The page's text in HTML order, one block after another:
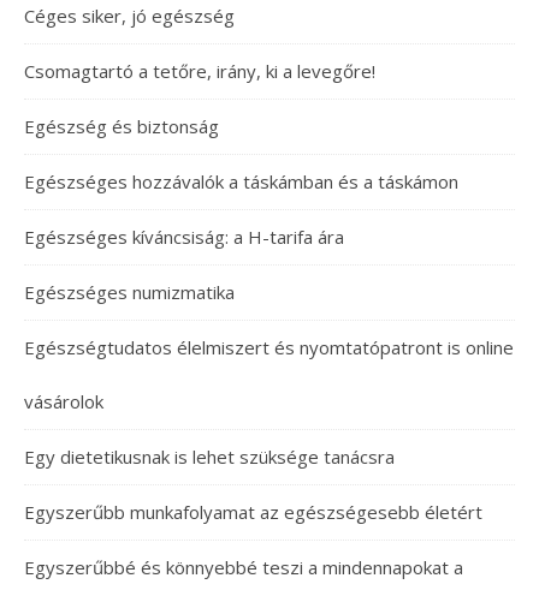
Céges siker, jó egészség
Csomagtartó a tetőre, irány, ki a levegőre!
Egészség és biztonság
Egészséges hozzávalók a táskámban és a táskámon
Egészséges kíváncsiság: a H-tarifa ára
Egészséges numizmatika
Egészségtudatos élelmiszert és nyomtatópatront is online
vásárolok
Egy dietetikusnak is lehet szüksége tanácsra
Egyszerűbb munkafolyamat az egészségesebb életért
Egyszerűbbé és könnyebbé teszi a mindennapokat a